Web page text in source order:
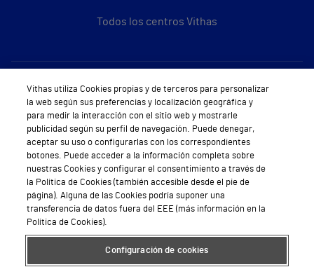
Todos los centros Vithas
Sobre Vithas
Quiénes somos
Trabajar en Vithas
Teléfono Cita Médica
Teléfono Atención al Cliente
Política de seguridad y salud en el trabajo
Conoce a Supervita
Vithas utiliza Cookies propias y de terceros para personalizar
la web según sus preferencias y localización geográfica y
para medir la interacción con el sitio web y mostrarle
publicidad según su perfil de navegación. Puede denegar,
aceptar su uso o configurarlas con los correspondientes
botones. Puede acceder a la información completa sobre
nuestras Cookies y configurar el consentimiento a través de
la Política de Cookies (también accesible desde el pie de
página). Alguna de las Cookies podría suponer una
transferencia de datos fuera del EEE (más información en la
Política de Cookies).
Configuración de cookies